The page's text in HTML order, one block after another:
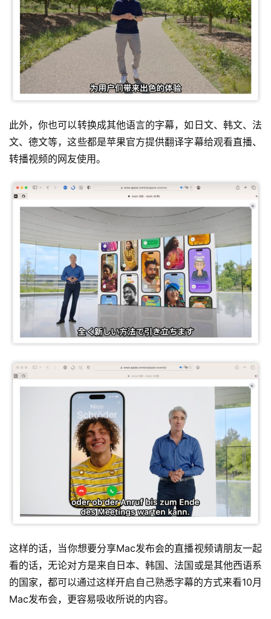
此外，你也可以转换成其他语言的字幕，如日文、韩文、法
文、德文等，这些都是苹果官方提供翻译字幕给观看直播、
转播视频的网友使用。
这样的话，当你想要分享Mac发布会的直播视频请朋友一起
看的话，无论对方是来自日本、韩国、法国或是其他西语系
的国家，都可以通过这样开启自己熟悉字幕的方式来看10月
Mac发布会，更容易吸收所说的内容。